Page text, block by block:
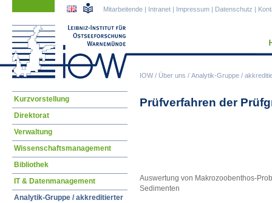
IOW/ Über uns / Analytik-Gruppe /
Mitarbeitende | Intranet | Impressum | Datenschutz |
Prüfverfahren der
Auswertung von Makrozoobenthos-
Sedimenten
Navigation
Kurzvorstellung
Direktorat
Verwaltung
Wissenschaftsmanagement
Bibliothek
IT & Datenmanagement
Analytik-Gruppe / akkreditierter